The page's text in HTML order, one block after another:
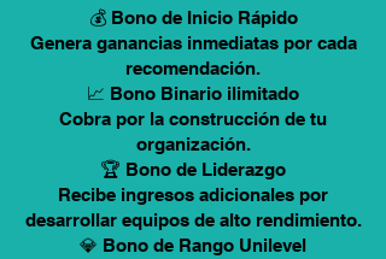
💰 Bono de Inicio Rápido
Genera ganancias inmediatas por cada
recomendación.
📈 Bono Binario ilimitado
Cobra por la construcción de tu
organización.
🏆 Bono de Liderazgo
Recibe ingresos adicionales por
desarrollar equipos de alto rendimiento.
💎 Bono de Rango Unilevel